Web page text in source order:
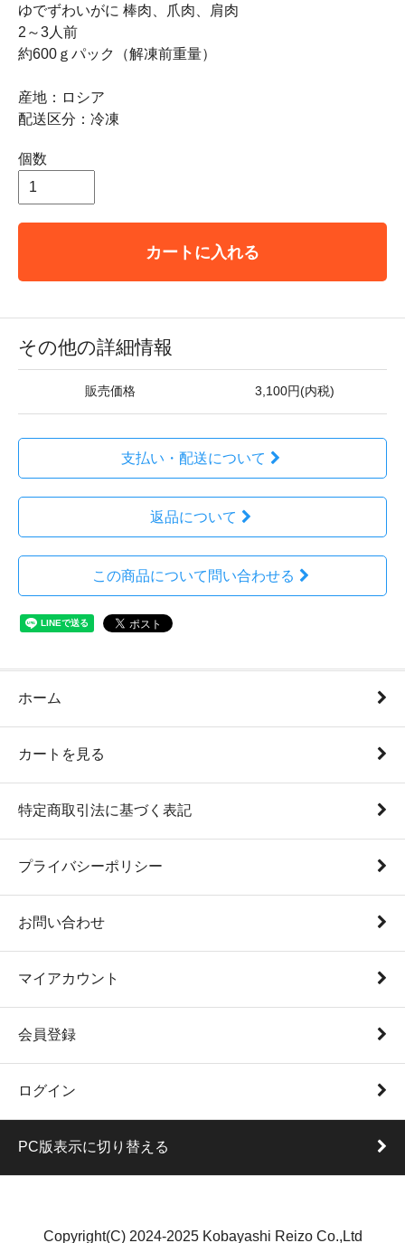
ゆでずわいがに 棒肉、爪肉、肩肉
2～3人前
約600ｇパック（解凍前重量）
産地：ロシア
配送区分：冷凍
個数
カートに入れる
その他の詳細情報
販売価格 3,100円(内税)
支払い・配送について
返品について
この商品について問い合わせる
ホーム
カートを見る
特定商取引法に基づく表記
プライバシーポリシー
お問い合わせ
マイアカウント
会員登録
ログイン
PC版表示に切り替える
Copyright(C) 2024-2025 Kobayashi Reizo Co.,Ltd